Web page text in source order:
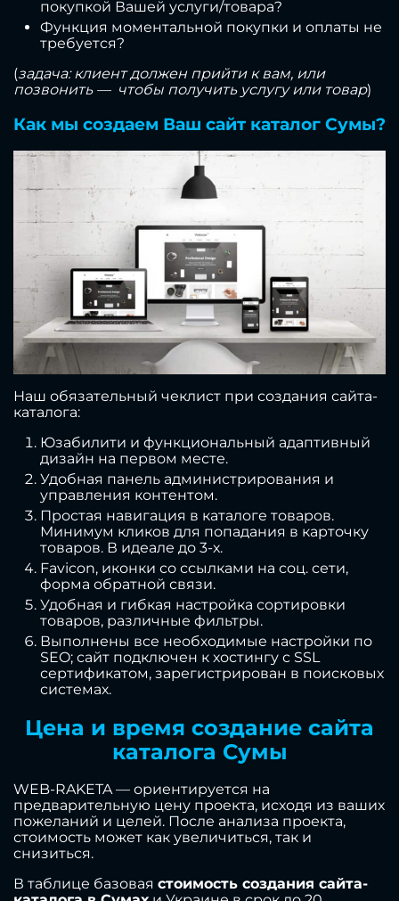
покупкой Вашей услуги/товара?
Функция моментальной покупки и оплаты не
требуется?
(задача: клиент должен прийти к вам, или
позвонить — чтобы получить услугу или товар)
Как мы создаем Ваш сайт каталог Сумы?
Наш обязательный чеклист при создания сайта-
каталога:
Юзабилити и функциональный адаптивный
дизайн на первом месте.
Удобная панель администрирования и
управления контентом.
Простая навигация в каталоге товаров.
Минимум кликов для попадания в карточку
товаров. В идеале до 3-х.
Favicon, иконки со ссылками на соц. сети,
форма обратной связи.
Удобная и гибкая настройка сортировки
товаров, различные фильтры.
Выполнены все необходимые настройки по
SEO; сайт подключен к хостингу с SSL
сертификатом, зарегистрирован в поисковых
системах.
Цена и время создание сайта
каталога Сумы
WEB-RAKETA — ориентируется на
предварительную цену проекта, исходя из ваших
пожеланий и целей. После анализа проекта,
стоимость может как увеличиться, так и
снизиться.
В таблице базовая стоимость создания сайта-